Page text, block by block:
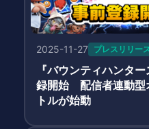
2025-11-27 プレスリリー
『バウンティハンタ
録開始 配信者連動型
トルが始動